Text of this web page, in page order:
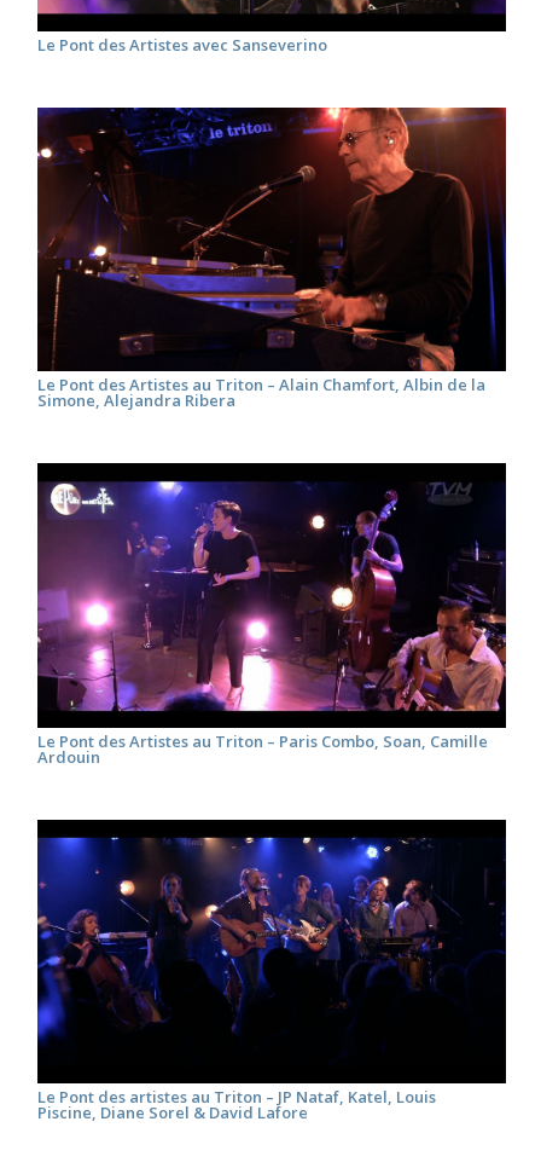
Le Pont des Artistes avec Sanseverino
Le Pont des Artistes au Triton – Alain Chamfort, Albin de la
Simone, Alejandra Ribera
Le Pont des Artistes au Triton – Paris Combo, Soan, Camille
Ardouin
Le Pont des artistes au Triton – JP Nataf, Katel, Louis
Piscine, Diane Sorel & David Lafore